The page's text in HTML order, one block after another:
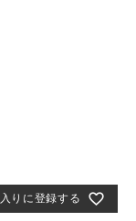
りに登録する